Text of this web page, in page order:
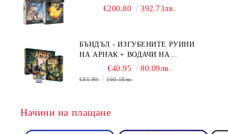
BOARD GAME EXPANSIONS -
€200.80 392.73лв.
БЪНДЪЛ - ИЗГУБЕНИТЕ РУИНИ
НА АРНАК + ВОДАЧИ НА
ЕКСПЕДИЦИИ + ПРОМО КАРТИ
БЕЗПЛАТНО
€40.95 80.09лв.
€81.90 160.18лв.
Начини на плащане